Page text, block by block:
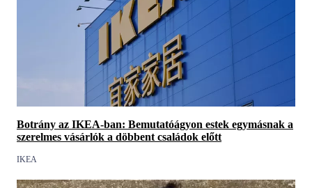
Botrány az IKEA-ban: Bemutatóágyon estek egymásnak a
szerelmes vásárlók a döbbent családok előtt
IKEA